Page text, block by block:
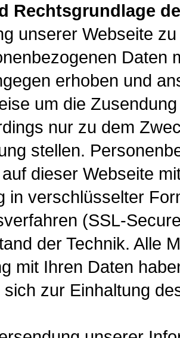
Rechtsgrundlage
unserer Webseite
Daten
erhoben und
um die
nur zu dem
stellen.
dieser Webseite
in verschlüsselter
(SSL-
der Technik. Alle
mit Ihren Daten
sich zur Einhaltung